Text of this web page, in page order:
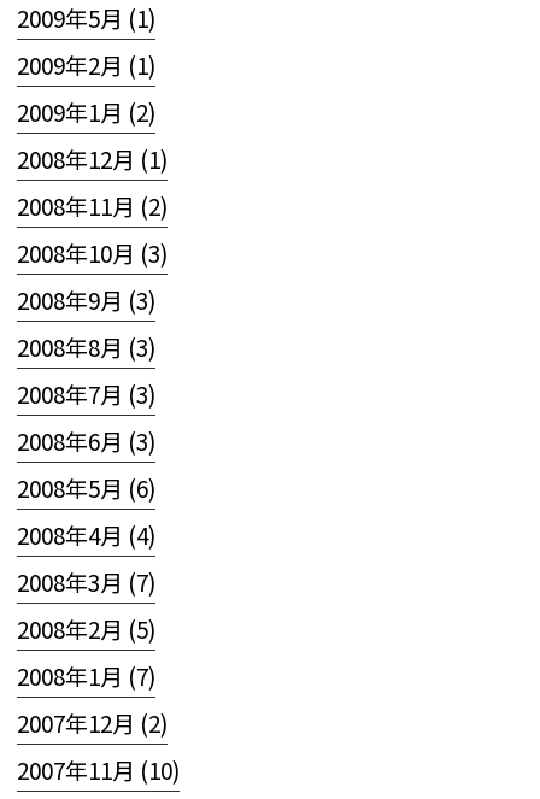
2009年5月 (1)
2009年2月 (1)
2009年1月 (2)
2008年12月 (1)
2008年11月 (2)
2008年10月 (3)
2008年9月 (3)
2008年8月 (3)
2008年7月 (3)
2008年6月 (3)
2008年5月 (6)
2008年4月 (4)
2008年3月 (7)
2008年2月 (5)
2008年1月 (7)
2007年12月 (2)
2007年11月 (10)